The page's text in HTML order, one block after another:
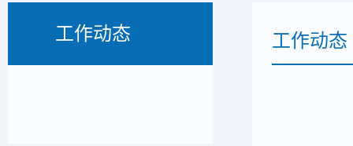
工作动态 工作动态